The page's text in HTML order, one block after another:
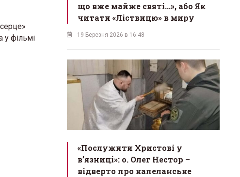
у фільмі
що вже майже святі...», або Як
читати «Ліствицю» в миру
19 Березня 2026 в 16:48
«Послужити Христові у
вʼязниці»: о. Олег Нестор –
відверто про капеланське